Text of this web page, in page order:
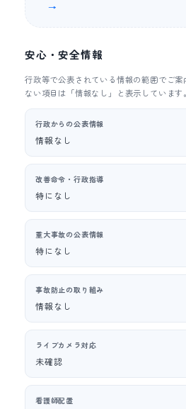
→
安心・安全情報
行政等で公表されている情報の範囲でご
ない項目は「情報なし」と表示しています。
行政からの公表情報
情報なし
改善命令・行政指導
特になし
重大事故の公表情報
特になし
事故防止の取り組み
情報なし
ライブカメラ対応
未確認
看護師配置